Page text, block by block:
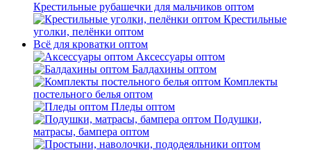
Крестильные рубашечки для мальчиков оптом
Крестильные
уголки, пелёнки оптом
Всё для кроватки оптом
Аксессуары оптом
Балдахины оптом
Комплекты
постельного белья оптом
Пледы оптом
Подушки,
матрасы, бампера оптом